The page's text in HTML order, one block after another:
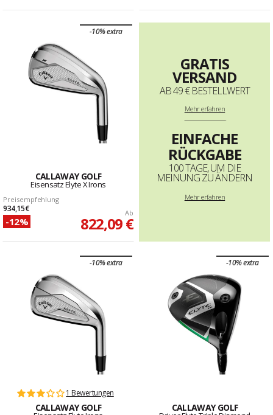
-10% extra
CALLAWAY GOLF
Eisensatz Elyte X Irons
Preisempfehlung
934,15 €
-12%
Ab
822,09 €
GRATIS
VERSAND
AB 49 € BESTELLWERT
Mehrerfahren
--------------------------------------------------------------------
EINFACHE
RÜCKGABE
100 TAGE, UM DIE
MEINUNG ZU ÄNDERN
Mehr erfahren
-10% extra
1 Bewertungen
CALLAWAY GOLF
-10% extra
CALLAWAY GOLF